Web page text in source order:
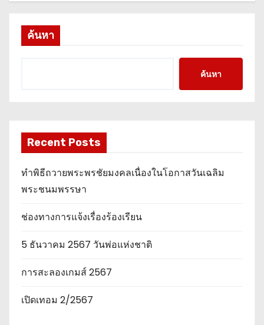
ค้นหา
ค้นหา
Recent Posts
ทำพิธีถวายพระพรชัยมงคลเนื่องในโอกาสวันเฉลิม
พระชนมพรรษา
ช่องทางการแจ้งเรื่องร้องเรียน
5 ธันวาคม 2567 วันพ่อแห่งชาติ
การสะลองเกมส์ 2567
เปิดเทอม 2/2567